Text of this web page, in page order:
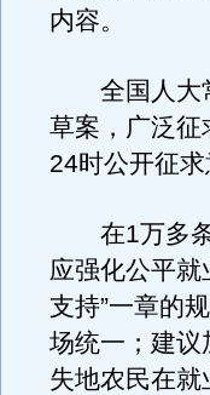
内容。
全国人大常
草案，广泛
24时公开征
在1万多条
应强化公平就
支持”一章的
场统一；建议
失地农民在